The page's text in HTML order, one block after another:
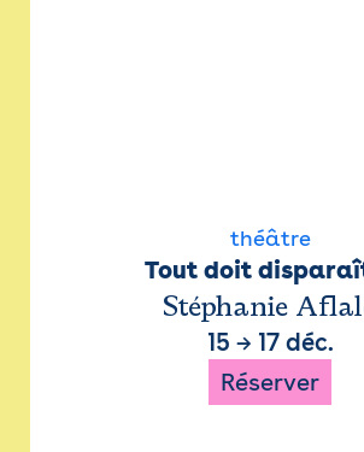
théâtre
Tout doit
Stéphanie
15 → 17 déc.
Réserver